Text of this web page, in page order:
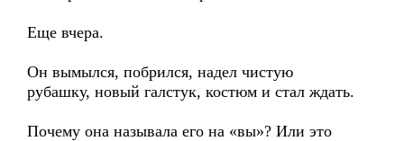
Еще вчера.
Он вымылся, побрился, надел чистую
рубашку, новый галстук, костюм и стал ждать.
Почему она называла его на «вы»? Или это